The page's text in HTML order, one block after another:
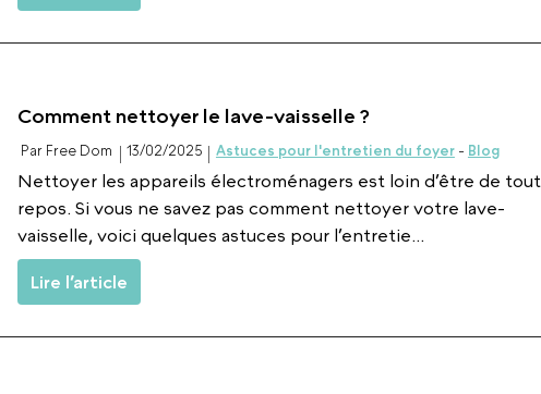
Comment nettoyer le lave-vaisselle ?
Par Free Dom 13/02/2025 Astuces pour l'entretien du foyer- Blog
Nettoyer les appareils électroménagers est loin d’être de tout
repos. Si vous ne savez pas comment nettoyer votre lave-
vaisselle, voici quelques astuces pour l’entretie...
Lire l’article